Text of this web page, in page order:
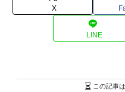
X
LINE
この記事は